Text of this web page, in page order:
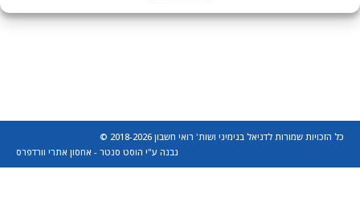
כל הזכויות שמורות לדניאל בנימיני ושות' רואי חשבון 2018-2026 ©
נבנה ע"י הוסט סנטר - אחסון אתרי וורדפרס